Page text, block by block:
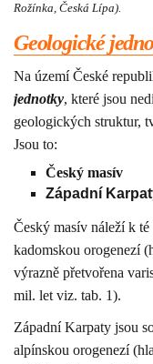
Rožínka, Česká Lípa).
Geologické
Na území České
jednotky, které jsou
geologických struktur,
Jsou to:
Český masív
Západní
Český masív náleží k
kadomskou orogenezí
výrazně přetvořena
mil. let viz. tab. 1).
Západní Karpaty jsou
alpínskou orogenezí